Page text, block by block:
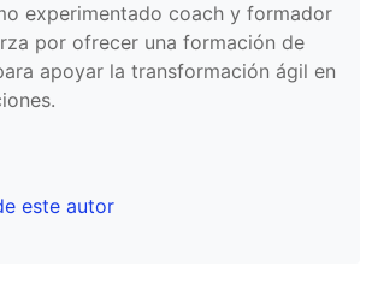
experimentado coach y formador
por ofrecer una formación de
apoyar la transformación ágil en
este autor